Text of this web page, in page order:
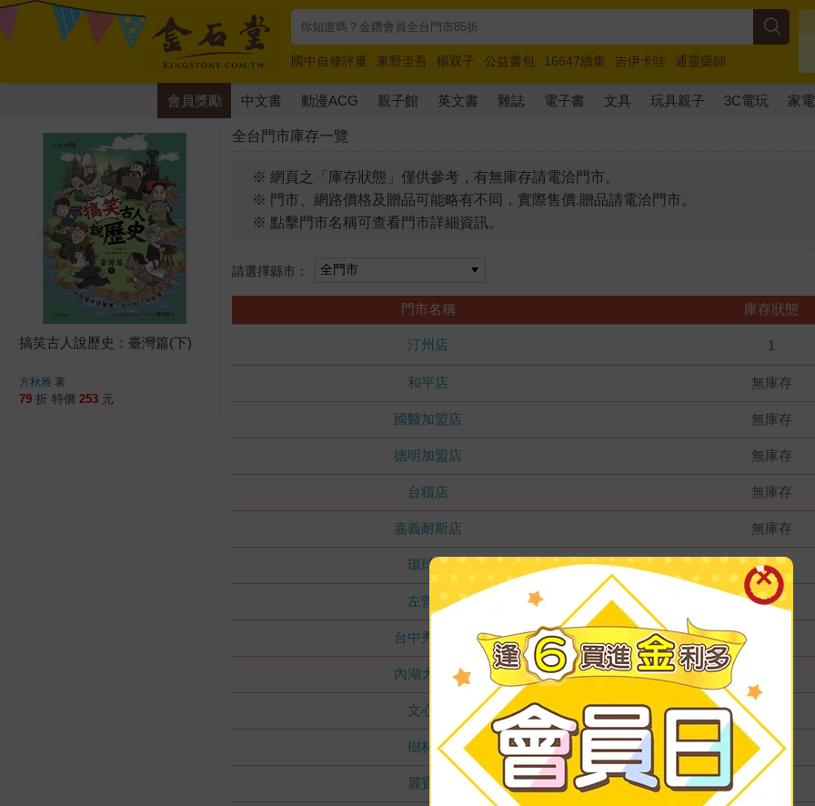
國中自修評量 東野圭吾 楊双子 公益書包 16647續集 吉伊卡哇
通靈藥師
唯紅花綻放
奧德賽 路邊攤新作 馬斯克 玩具總動員5 超慢跑
會員獎勵 中文書 動漫ACG 親子館 英文書 雜誌 電子書 文具 玩具親子 3C電玩 家電
全台門市庫存一覽
※ 網頁之「庫存狀態」僅供參考，有無庫存請電洽門市。
※ 門市、網路價格及贈品可能略有不同，實際售價.贈品請電洽門市。
※ 點擊門市名稱可查看門市詳細資訊。
請選擇縣市：
門市名稱 庫存狀態
汀州店 1
和平店 無庫存
國醫加盟店 無庫存
德明加盟店 無庫存
台積店 無庫存
嘉義耐斯店 無庫存
環球店 無庫存
左營店 無庫存
台中秀泰店
內湖大潤發
文心店 無庫存
樹林店 無庫存
麗寶店 無庫存
搞笑古人說歷史：臺灣篇(下)
方秋雅 著
79 折 特價 253 元